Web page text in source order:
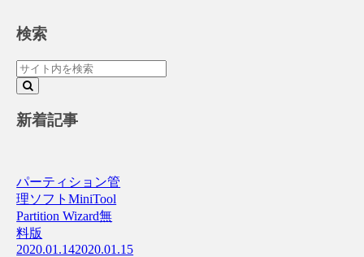
検索
新着記事
パーティション管
理ソフトMiniTool
Partition Wizard無
料版
2020.01.142020.01.15